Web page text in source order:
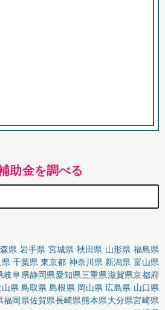
助金を調べる
県 岩手県 宮城県 秋田県 山形県 福島県
千葉県 東京都 神奈川県 新潟県 富山県
岐阜県静岡県愛知県三重県滋賀県京都府
県 鳥取県 島根県 岡山県 広島県 山口県
福岡県佐賀県長崎県熊本県大分県宮崎県